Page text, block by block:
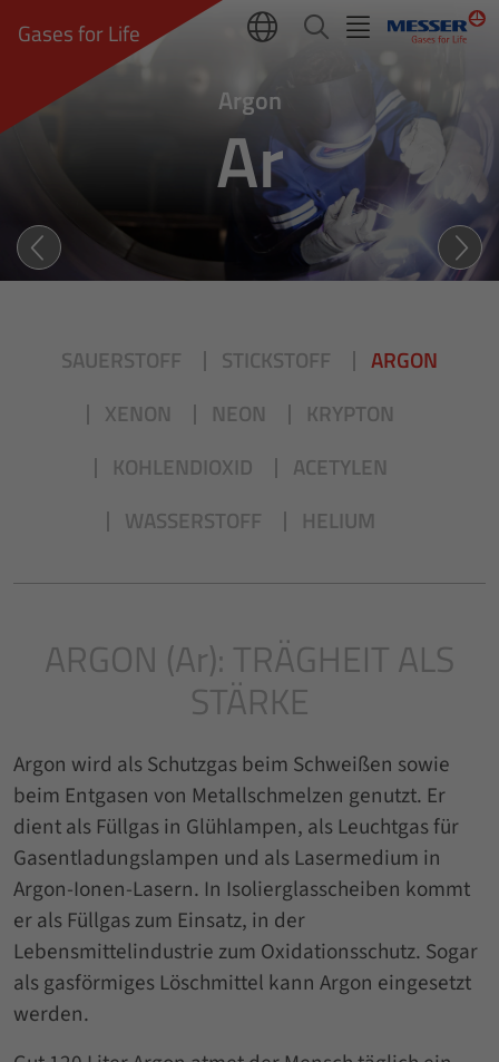
Gases for Life
Argon
ArARGON (Ar): TRÄGHEIT ALS
SAUERSTOFF STICKSTOFF
ARGON
XENON
NEON
KRYPTON
KOHLENDIOXID
ACETYLEN
WASSERSTOFF
HELIUM
ARGON (Ar): TRÄGHEIT ALS
STÄRKE
Argon wird als Schutzgas beim Schweißen sowie
beim Entgasen von Metallschmelzen genutzt. Er
dient als Füllgas in Glühlampen, als Leuchtgas für
Gasentladungslampen und als Lasermedium in
Argon-Ionen-Lasern. In Isolierglasscheiben kommt
er als Füllgas zum Einsatz, in der
Lebensmittelindustrie zum Oxidationsschutz. Sogar
als gasförmiges Löschmittel kann Argon eingesetzt
werden.